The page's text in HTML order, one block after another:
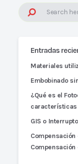
Entradas
Materiales
Embobinado
¿Qué es el
GIS o
Compensación